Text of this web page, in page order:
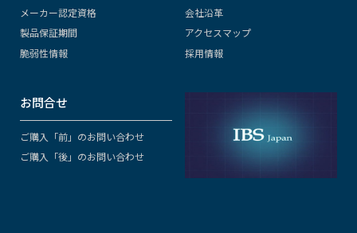
メーカー認定資格
製品保証期間
脆弱性情報
会社沿革
アクセスマップ
採用情報
お問合せ
ご購入「前」のお問い合わせ
ご購入「後」のお問い合わせ